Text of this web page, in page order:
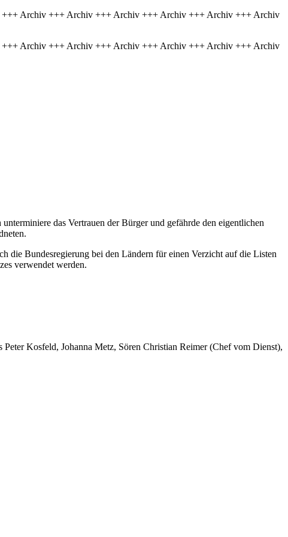
Archiv +++ Archiv +++ Archiv +++ Archiv +++ Archiv +++ Archiv
Archiv +++ Archiv +++ Archiv +++ Archiv +++ Archiv +++ Archiv
das Vertrauen der Bürger und gefährde den eigentlichen
die Bundesregierung bei den Ländern für einen Verzicht auf die Listen
verwendet werden.
Peter Kosfeld, Johanna Metz, Sören Christian Reimer (Chef vom Dienst),